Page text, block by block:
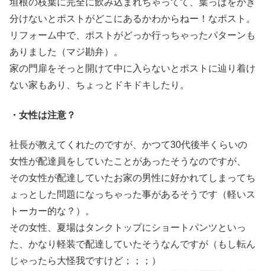
垣根の枝葉に完全に飲み込まれちゃってて、葉っぱをかき
分けないとポストがどこにあるかわからねー！なポスト。
リフォーム中で、ポストがどっか行っちゃったパターンも
ありました（マジ勘弁）。
家の門扉をそっと開けて中に入らないとポストに辿り着け
ない家もあり、ちょっとドキドキしたり。
・女性は注意？
社長が教えてくれたのですが、かつて30代後半くらいの
女性が配達員をしていたことがあったそうなのですが、
その女性が配達していたお家の男性に好かれてしまってち
ょっとした問題になっちゃった事があるそうです（軽いス
トーカー的な？）。
その女性、夏場はタンクトップにショートパンツといっ
た、かなり軽装で配達していたそうなんですが（もし転ん
じゃったら大怪我ですけど；；；）